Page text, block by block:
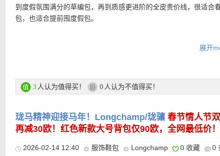
到度假氛围满分的草编包，再到质感更进阶的全皮贵价线，很适合
包，也适合提前囤度假包。
超值产品推荐
展开
3 人认为值得买！ 0 人认为不值得买！
珑马精神迎接马年！Longchamp/珑骧 春节情人节
再减30欧！红色新款大号背包仅90欧，全网最低价！
2026-02-14 12:40 服饰鞋包 Longchamp 0 收藏
0